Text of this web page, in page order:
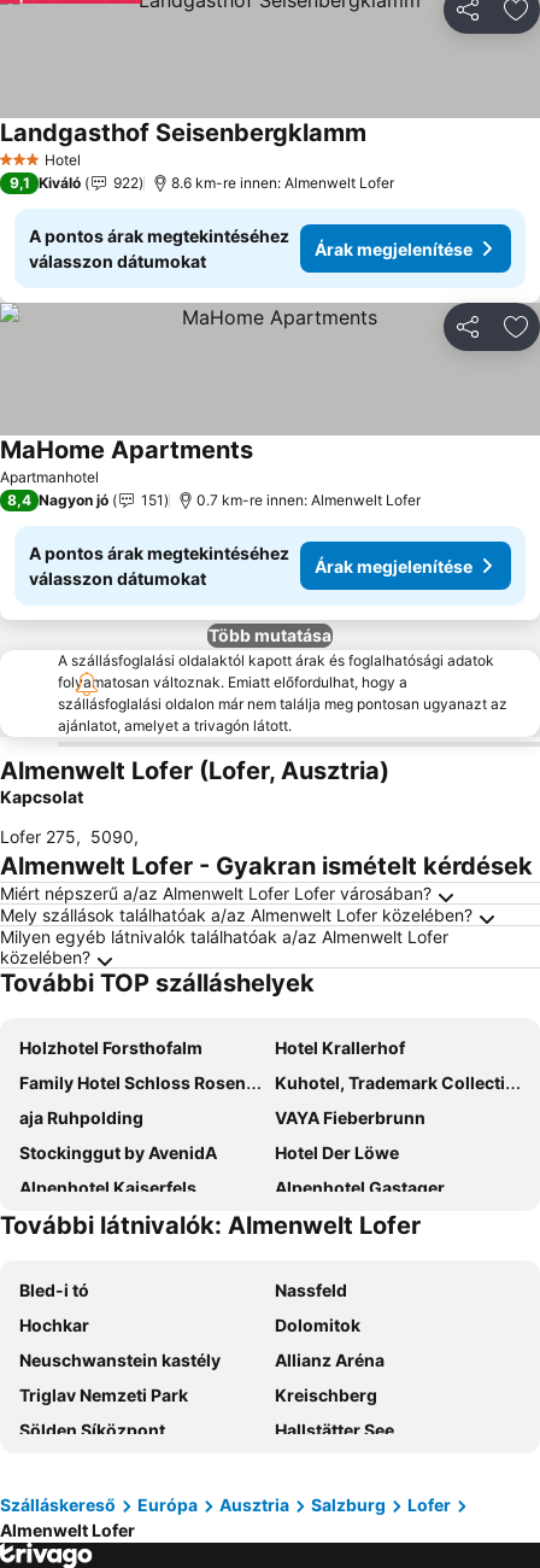
3 Kategória
Hotel
Landgasthof Seisenbergklamm
9,1 Kiváló 922 8.6 km-re innen: Almenwelt Lofer
A pontos árak megtekintéséhez
válasszon dátumokat
Árak megjelenítése
Apartmanhotel
MaHome Apartments
8,4 Nagyon jó 151 0.7 km-re innen: Almenwelt Lofer
A pontos árak megtekintéséhez
válasszon dátumokat
Árak megjelenítése
Több mutatása
A szállásfoglalási oldalaktól kapott árak és foglalhatósági adatok
folyamatosan változnak. Emiatt előfordulhat, hogy a
szállásfoglalási oldalon már nem találja meg pontosan ugyanazt az
ajánlatot, amelyet a trivagón látott.
Almenwelt Lofer (Lofer, Ausztria)
Kapcsolat
Lofer 275, 5090,
Almenwelt Lofer - Gyakran ismételt kérdések
Miért népszerű a/az Almenwelt Lofer Lofer városában?
Mely szállások találhatóak a/az Almenwelt Lofer közelében?
Milyen egyéb látnivalók találhatóak a/az Almenwelt Lofer
közelében?
További TOP szálláshelyek
Holzhotel Forsthofalm
Hotel Krallerhof
Family Hotel Schloss Rosenegg
Kuhotel, Trademark Collection by Wyndham
aja Ruhpolding
VAYA Fieberbrunn
Stockinggut by AvenidA
Hotel Der Löwe
Alpenhotel Kaiserfels
Alpenhotel Gastager
Das Stoaberg
Hotel Gasthof Erbhof Anderlhof
Hotel Bavaria
Hotel Babymio
DEVA Hotel Sonnleiten
Theresenhof
Hotel Salzburger Hof Leogang
Hotel Riederalm
Hotel Tiroler ADLER Bed & Breakfast
Villa Egger
Hotel zur Post
DEVA Hotel Alpenglück
Alpinhotel INzeller
Waidringer Hof 4 Sterne Superior
Puradies
További látnivalók: Almenwelt Lofer
Bled-i tó
Nassfeld
Hochkar
Dolomitok
Neuschwanstein kastély
Allianz Aréna
Triglav Nemzeti Park
Kreischberg
Sölden Síközpont
Hallstätter See
Müncheni Főpályaudvar
Bohinjsko jezero
Lago di Braies
Szálláskereső Európa Ausztria Salzburg
Lofer
Almenwelt Lofer